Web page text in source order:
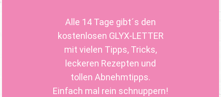
Alle 14 Tage gibt´s den
kostenlosen GLYX-LETTER
mit vielen Tipps, Tricks,
leckeren Rezepten und
tollen Abnehmtipps.
Einfach mal rein schnuppern!